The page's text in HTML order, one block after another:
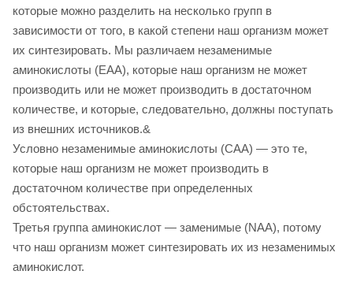
которые можно разделить на несколько групп в
зависимости от того, в какой степени наш организм может
их синтезировать. Мы различаем незаменимые
аминокислоты (EAA), которые наш организм не может
производить или не может производить в достаточном
количестве, и которые, следовательно, должны поступать
из внешних источников.&
Условно незаменимые аминокислоты (CAA) — это те,
которые наш организм не может производить в
достаточном количестве при определенных
обстоятельствах.
Третья группа аминокислот — заменимые (NAA), потому
что наш организм может синтезировать их из незаменимых
аминокислот.